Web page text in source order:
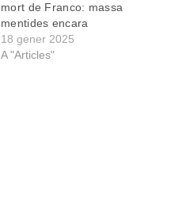
mort de Franco: massa
mentides encara
18 gener 2025
A "Articles"